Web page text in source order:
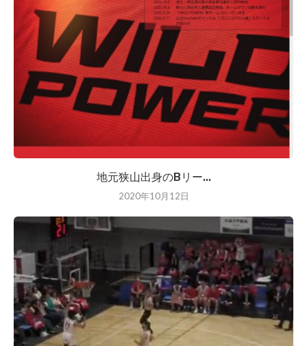
地元狭山出身のBリー...
2020年10月12日